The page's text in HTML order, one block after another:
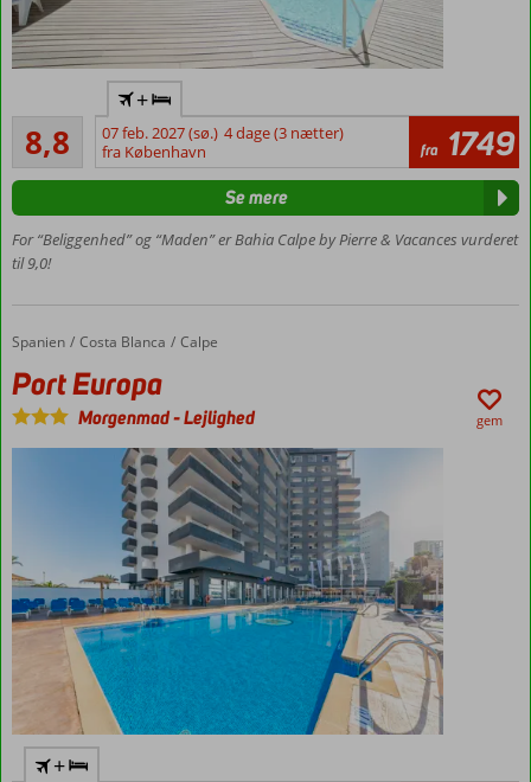
Playa
del
Arenal
Calpe og
gåafstand
bydel
Tagterrasse
med pool
Mulighed
for
halvpension
8,8Alletiders
4
anmeldelser
+
07 feb. 2027 (sø.) 4 dage (3 nætter)
fra København
fra 1749
For “Beliggenhed” og “Maden” er Bahia Calpe by Pierre & Vacances vurderet
til 9,0!
Se mere
Forside
Spanien Costa Blanca Calpe
Port Europa
Port Europa
Morgenmad-Lejlighed gem
+